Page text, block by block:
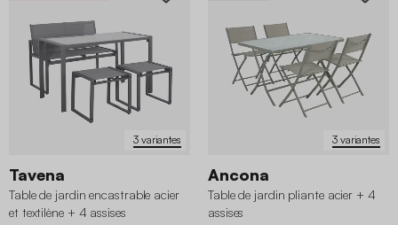
3 variantes
Tavena
Table de jardin encastrable acier
et textilène + 4 assises
3 variantes
Ancona
Table de jardin pliante acier + 4
assises